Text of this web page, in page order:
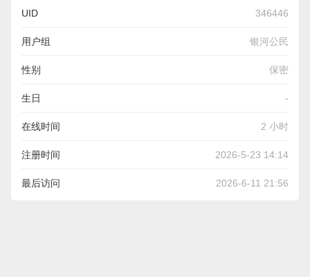
UID 346446
用户组 银河公民
性别 保密
生日 -
在线时间 2 小时
注册时间 2026-5-23 14:14
最后访问 2026-6-11 21:56